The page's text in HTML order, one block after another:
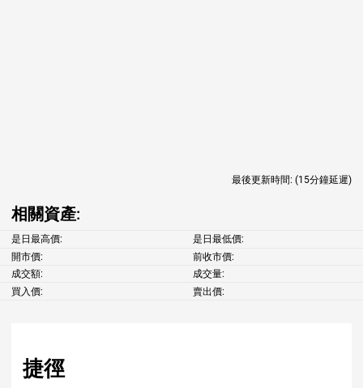
最後更新時間: (15分鐘延遲)
相關資產:
是日最高價:
是日最低價:
開市價:
前收市價:
成交額:
成交量:
買入價:
賣出價:
捷徑